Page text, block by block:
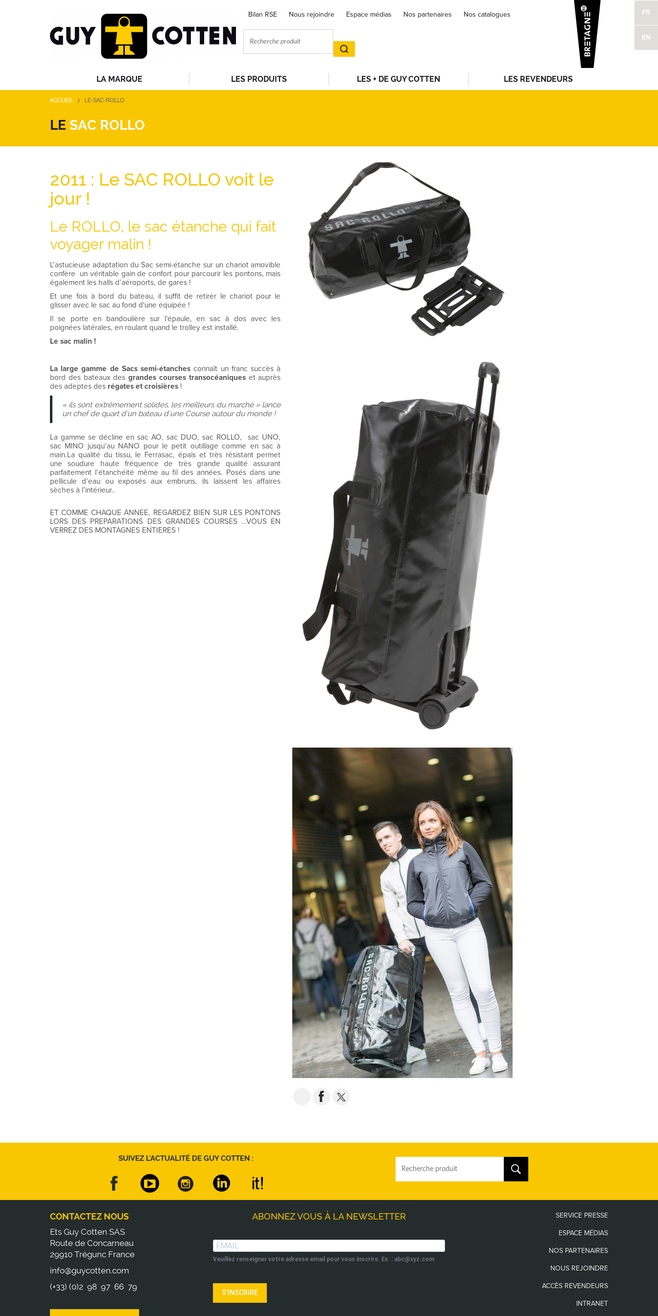
FR
EN
Bilan RSE Nous rejoindre Espace médias Nos partenaires Nos catalogues
LA MARQUE LES PRODUITS LES + DE GUY COTTEN LES REVENDEURS
ACCUEIL > LE-SAC-ROLLO
LE SAC ROLLO
EMAIL
2011 : Le SAC ROLLO voit le
jour !
Le ROLLO, le sac étanche qui fait
voyager malin !
L’astucieuse adaptation du Sac semi-étanche sur un chariot amovible
confère un véritable gain de confort pour parcourir les pontons, mais
également les halls d’aéroports, de gares !
Et une fois à bord du bateau, il suffit de retirer le chariot pour le
glisser avec le sac au fond d'une équipée !
Il se porte en bandoulière sur l'épaule, en sac à dos avec les
poignées latérales, en roulant quand le trolley est installé.
Le sac malin !
La large gamme de Sacs semi-étanches connaît un franc succès à
bord des bateaux des grandes courses transocéaniqueset auprès
des adeptes des régates et croisières !
« ils sont extrêmement solides, les meilleurs du marché » lance
un chef de quart d’un bateau d'une Course autour du monde !
La gamme se décline en sac AO, sac DUO, sac ROLLO, sac UNO,
sac MINO jusqu’au NANO pour le petit outillage comme en sac à
main.La qualité du tissu, le Ferrasac, épais et très résistant permet
une soudure haute fréquence de très grande qualité assurant
parfaitement l’étanchéité même au fil des années. Posés dans une
pellicule d’eau ou exposés aux embruns, ils laissent les affaires
sèches à l’intérieur..
ET COMME CHAQUE ANNEE, REGARDEZ BIEN SUR LES PONTONS
LORS DES PREPARATIONS DES GRANDES COURSES …VOUS EN
VERREZ DES MONTAGNES ENTIERES !
SUIVEZ L'ACTUALITÉ DE GUY COTTEN :
CONTACTEZ NOUS
Ets Guy Cotten SAS
Route de Concarneau
29910 Trégunc France
info@guycotten.com
(+33) (0)2 98 97 66 79
ABONNEZ VOUS À LA NEWSLETTER
Veuillez renseigner votre adresse email pour vous inscrire. Ex. : abc@xyz.com
S'INSCRIRE
SERVICE PRESSE
ESPACE MÉDIAS
NOS PARTENAIRES
NOUS REJOINDRE
ACCÈS REVENDEURS
INTRANET